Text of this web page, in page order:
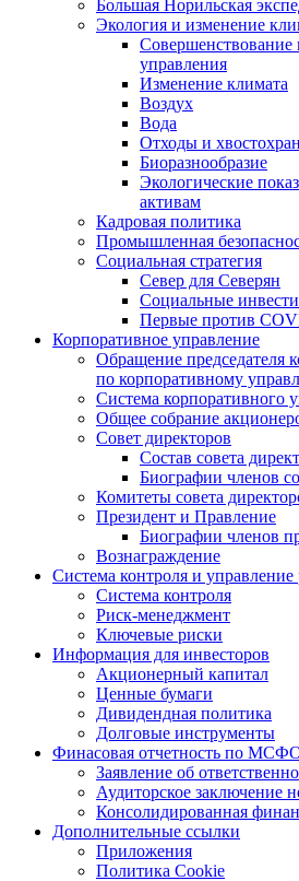
Большая Норильская
Экология и изменение
Совершенствование
управления
Изменение климата
Воздух
Вода
Отходы и
Биоразнообразие
Экологические
активам
Кадровая политика
Промышленная
Социальная стратегия
Север для Северян
Социальные
Первые против
Корпоративное управление
Обращение председателя
по корпоративному
Система корпоративного
Общее собрание
Совет директоров
Состав совета
Биографии членов
Комитеты совета
Президент и Правление
Биографии членов
Вознаграждение
Система контроля и управление
Система контроля
Риск-менеджмент
Ключевые риски
Информация для инвесторов
Акционерный капитал
Ценные бумаги
Дивидендная политика
Долговые инструменты
Финасовая отчетность по
Заявление об
Аудиторское заключение
Консолидированная
Дополнительные ссылки
Приложения
Политика Cookie